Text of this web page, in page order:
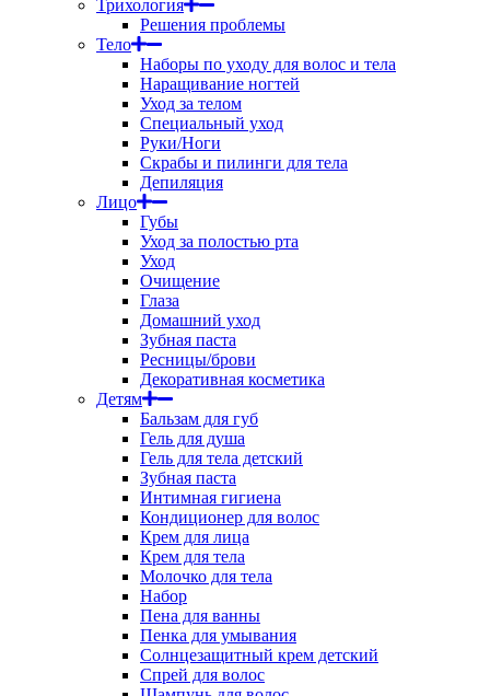
Трихология
Решения проблемы
Тело
Наборы по уходу для волос и тела
Наращивание ногтей
Уход за телом
Специальный уход
Руки/Ноги
Скрабы и пилинги для тела
Депиляция
Лицо
Губы
Уход за полостью рта
Уход
Очищение
Глаза
Домашний уход
Зубная паста
Ресницы/брови
Декоративная косметика
Детям
Бальзам для губ
Гель для душа
Гель для тела детский
Зубная паста
Интимная гигиена
Кондиционер для волос
Крем для лица
Крем для тела
Молочко для тела
Набор
Пена для ванны
Пенка для умывания
Солнцезащитный крем детский
Спрей для волос